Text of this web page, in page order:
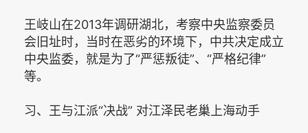
王岐山在2013年调研湖北，考察中央监察委员
会旧址时，当时在恶劣的环境下，中共决定成立
中央监委，就是为了“严惩叛徒”、“严格纪律”
等。
习、王与江派“决战” 对江泽民老巢上海动手